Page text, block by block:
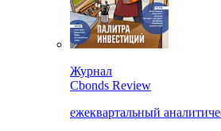
Журнал
Cbonds Review
ежеквартальный